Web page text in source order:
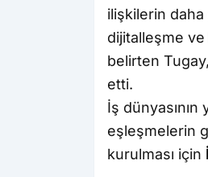
ilişkilerin daha
dijitalleşme ve
belirten
etti.
İş dünyasının
eşleşmelerin
kurulması için